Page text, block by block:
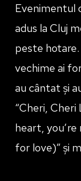
Evenimentul
adus la Cluj
peste
vechime ai
au cântat și
“Cheri, Cheri
heart, you’re
for love)” și